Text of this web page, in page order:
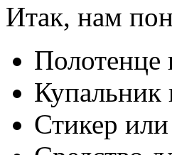
Итак, нам
Полотенце
Купальник
Стикер